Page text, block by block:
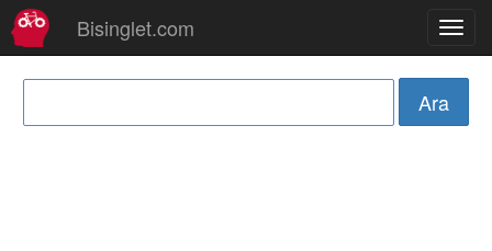
Bisinglet.com